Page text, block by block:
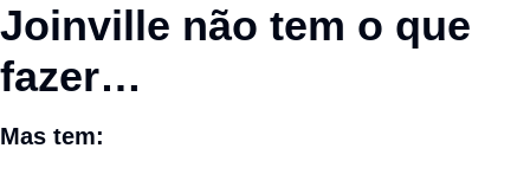
Joinville não tem o que
fazer…
Mas tem: